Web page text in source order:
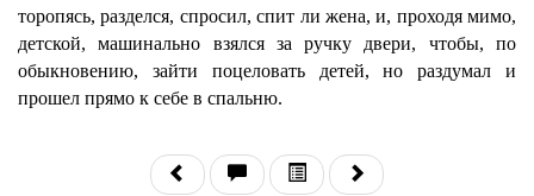
торопясь, разделся, спросил, спит ли жена, и, проходя мимо,
детской, машинально взялся за ручку двери, чтобы, по
обыкновению, зайти поцеловать детей, но раздумал и
прошел прямо к себе в спальню.